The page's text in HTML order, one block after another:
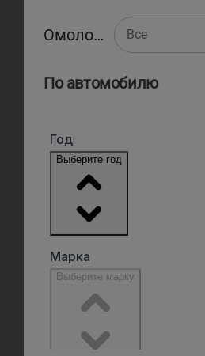
Омологация Все
По автомобилю